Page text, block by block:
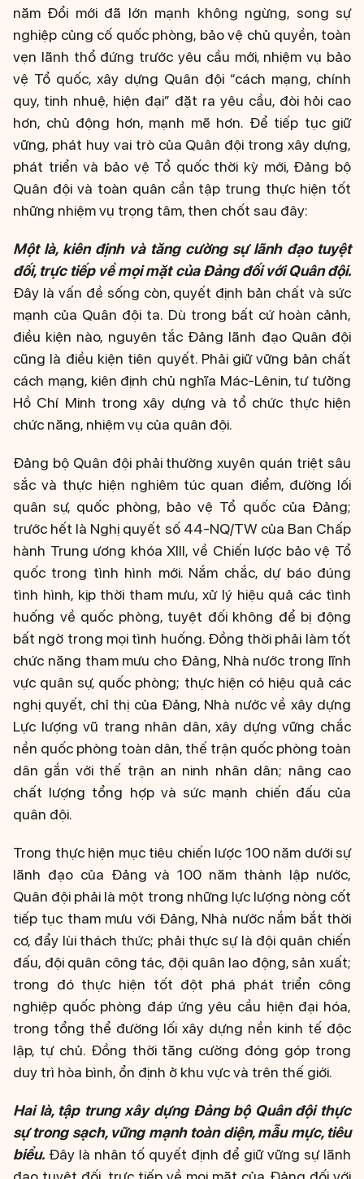
năm Đổi mới đã lớn mạnh không ngừng, song sự
nghiệp củng cố quốc phòng, bảo vệ chủ quyền, toàn
vẹn lãnh thổ đứng trước yêu cầu mới, nhiệm vụ bảo
vệ Tổ quốc, xây dựng Quân đội “cách mạng, chính
quy, tinh nhuệ, hiện đại” đặt ra yêu cầu, đòi hỏi cao
hơn, chủ động hơn, mạnh mẽ hơn. Để tiếp tục giữ
vững, phát huy vai trò của Quân đội trong xây dựng,
phát triển và bảo vệ Tổ quốc thời kỳ mới, Đảng bộ
Quân đội và toàn quân cần tập trung thực hiện tốt
những nhiệm vụ trọng tâm, then chốt sau đây:
Một là, kiên định và tăng cường sự lãnh đạo tuyệt
đối, trực tiếp về mọi mặt của Đảng đối với Quân đội.
Đây là vấn đề sống còn, quyết định bản chất và sức
mạnh của Quân đội ta. Dù trong bất cứ hoàn cảnh,
điều kiện nào, nguyên tắc Đảng lãnh đạo Quân đội
cũng là điều kiện tiên quyết. Phải giữ vững bản chất
cách mạng, kiên định chủ nghĩa Mác-Lênin, tư tưởng
Hồ Chí Minh trong xây dựng và tổ chức thực hiện
chức năng, nhiệm vụ của quân đội.
Đảng bộ Quân đội phải thường xuyên quán triệt sâu
sắc và thực hiện nghiêm túc quan điểm, đường lối
quân sự, quốc phòng, bảo vệ Tổ quốc của Đảng;
trước hết là Nghị quyết số 44-NQ/TW của Ban Chấp
hành Trung ương khóa XIII, về Chiến lược bảo vệ Tổ
quốc trong tình hình mới. Nắm chắc, dự báo đúng
tình hình, kịp thời tham mưu, xử lý hiệu quả các tình
huống về quốc phòng, tuyệt đối không để bị động
bất ngờ trong mọi tình huống. Đồng thời phải làm tốt
chức năng tham mưu cho Đảng, Nhà nước trong lĩnh
vực quân sự, quốc phòng; thực hiện có hiệu quả các
nghị quyết, chỉ thị của Đảng, Nhà nước về xây dựng
Lực lượng vũ trang nhân dân, xây dựng vững chắc
nền quốc phòng toàn dân, thế trận quốc phòng toàn
dân gắn với thế trận an ninh nhân dân; nâng cao
chất lượng tổng hợp và sức mạnh chiến đấu của
quân đội.
Trong thực hiện mục tiêu chiến lược 100 năm dưới sự
lãnh đạo của Đảng và 100 năm thành lập nước,
Quân đội phải là một trong những lực lượng nòng cốt
tiếp tục tham mưu với Đảng, Nhà nước nắm bắt thời
cơ, đẩy lùi thách thức; phải thực sự là đội quân chiến
đấu, đội quân công tác, đội quân lao động, sản xuất;
trong đó thực hiện tốt đột phá phát triển công
nghiệp quốc phòng đáp ứng yêu cầu hiện đại hóa,
trong tổng thể đường lối xây dựng nền kinh tế độc
lập, tự chủ. Đồng thời tăng cường đóng góp trong
duy trì hòa bình, ổn định ở khu vực và trên thế giới.
Hai là, tập trung xây dựng Đảng bộ Quân đội thực
sự trong sạch, vững mạnh toàn diện, mẫu mực, tiêu
biểu. Đây là nhân tố quyết định để giữ vững sự lãnh